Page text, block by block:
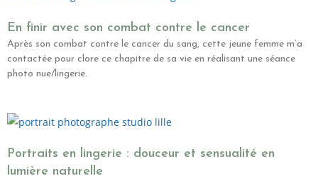
En finir avec son combat contre le cancer
Après son combat contre le cancer du sang, cette jeune femme m’a
contactée pour clore ce chapitre de sa vie en réalisant une séance
photo nue/lingerie.
Portraits en lingerie : douceur et sensualité en
lumière naturelle